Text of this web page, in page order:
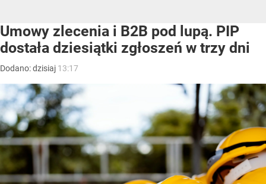
Umowy zlecenia i B2B pod lupą. PIP
dostała dziesiątki zgłoszeń w trzy dni
Dodano:dzisiaj 13:17